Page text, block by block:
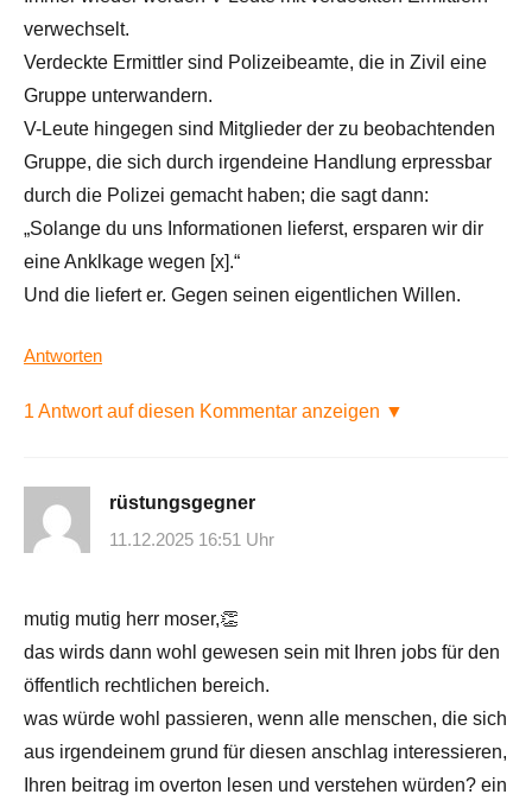
verwechselt.
Verdeckte Ermittler sind Polizeibeamte, die in Zivil eine
Gruppe unterwandern.
V-Leute hingegen sind Mitglieder der zu beobachtenden
Gruppe, die sich durch irgendeine Handlung erpressbar
durch die Polizei gemacht haben; die sagt dann:
„Solange du uns Informationen lieferst, ersparen wir dir
eine Anklkage wegen [x].“
Und die liefert er. Gegen seinen eigentlichen Willen.
Antworten
1 Antwort auf diesen Kommentar anzeigen ▼
rüstungsgegner
11.12.2025 16:51 Uhr
mutig mutig herr moser,👏
das wirds dann wohl gewesen sein mit Ihren jobs für den
öffentlich rechtlichen bereich.
was würde wohl passieren, wenn alle menschen, die sich
aus irgendeinem grund für diesen anschlag interessieren,
Ihren beitrag im overton lesen und verstehen würden? ein